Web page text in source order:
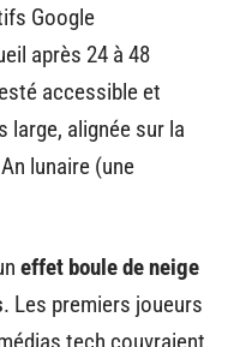
Google
après 24 à 48
accessible et
large, alignée sur la
lunaire (une
effet boule de neige
. Les premiers joueurs